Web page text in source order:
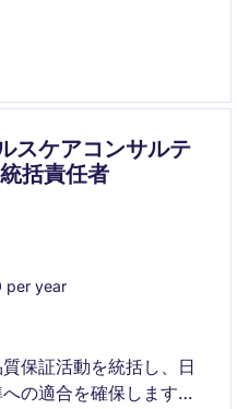
略的視点で組織基盤を
要な役割を担います。
スケアコンサルテ
括責任者
per year
保証活動を統括し、日
の適合を確保します。